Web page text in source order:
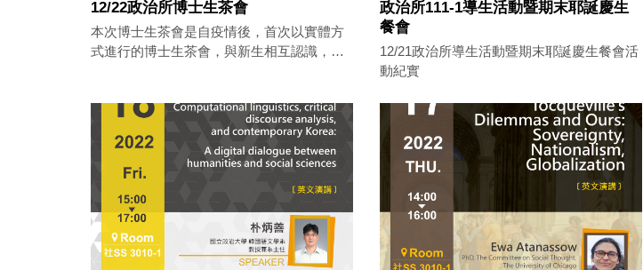
12/22政治所博士生茶會
本次博士生茶會是自疫情後，首次以實體方
式進行的博士生茶會，與新生相互認識，讓
政治所111-1導生活動暨期末耶誕慶生
餐會
12/21政治所導生活動暨期末耶誕慶生餐會活
動紀實